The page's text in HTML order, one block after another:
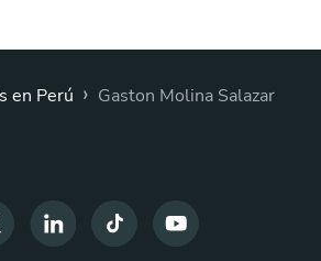
en Perú › Gaston Molina Salazar